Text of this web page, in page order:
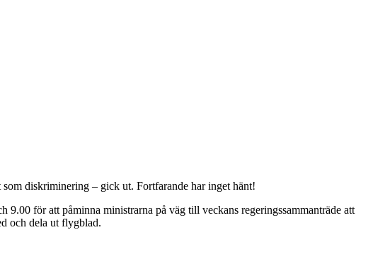
diskriminering – gick ut. Fortfarande har inget hänt!
för att påminna ministrarna på väg till veckans regeringssammanträde att
och dela ut flygblad.